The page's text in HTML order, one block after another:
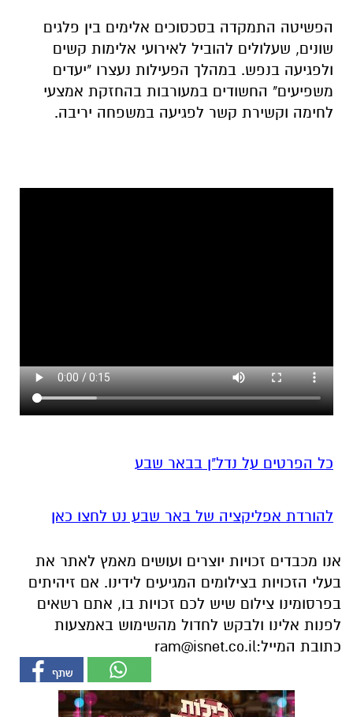
הפשיטה התמקדה בסכסוכים אלימים בין פלגים
שונים, שעלולים להוביל לאירועי אלימות קשים
ולפגיעה בנפש. במהלך הפעילות נעצרו "יעדים
משפיעים" החשודים במעורבות בהחזקת אמצעי
לחימה וקשירת קשר לפגיעה במשפחה יריבה.
כל הפרטים על נדל"ן בבאר שבע
להורדת אפליקציה של באר שבע נט לחצו כאן
אנו מכבדים זכויות יוצרים ועושים מאמץ לאתר את
בעלי הזכויות בצילומים המגיעים לידינו. אם זיהיתים
בפרסומינו צילום שיש לכם זכויות בו, אתם רשאים
לפנות אלינו ולבקש לחדול מהשימוש באמצעות
כתובת המייל:ram@isnet.co.il